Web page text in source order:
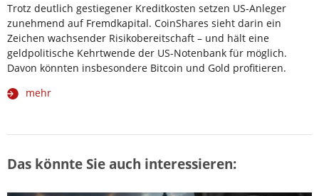
Trotz deutlich gestiegener Kreditkosten setzen US-Anleger
zunehmend auf Fremdkapital. CoinShares sieht darin ein
Zeichen wachsender Risikobereitschaft – und hält eine
geldpolitische Kehrtwende der US-Notenbank für möglich.
Davon könnten insbesondere Bitcoin und Gold profitieren.
mehr
Das könnte Sie auch interessieren: